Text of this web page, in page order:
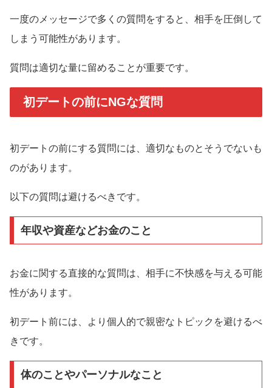
一度のメッセージで多くの質問をすると、相手を圧倒して
しまう可能性があります。
質問は適切な量に留めることが重要です。
初デートの前にNGな質問
初デートの前にする質問には、適切なものとそうでないも
のがあります。
以下の質問は避けるべきです。
年収や資産などお金のこと
お金に関する直接的な質問は、相手に不快感を与える可能
性があります。
初デート前には、より個人的で親密なトピックを避けるべ
きです。
体のことやパーソナルなこと